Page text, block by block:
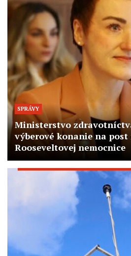
SPRÁVY
Ministerstvo
výberové konanie na
Rooseveltovej nemocnice